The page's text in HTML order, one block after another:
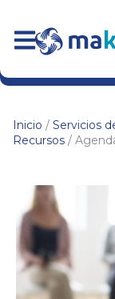
Inicio / Servicios
Recursos /